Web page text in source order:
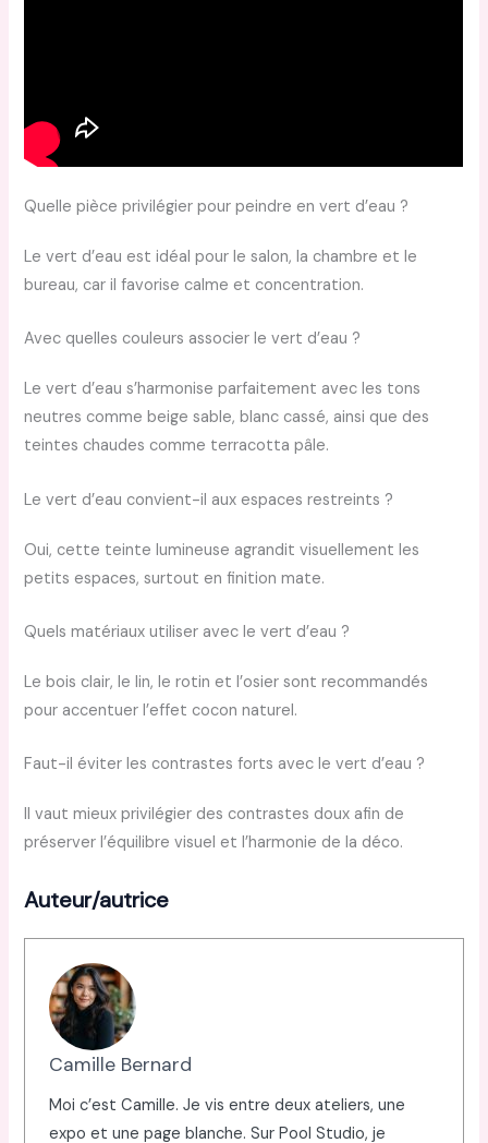
Quelle pièce privilégier pour peindre en vert d’eau ?
Le vert d’eau est idéal pour le salon, la chambre et le
bureau, car il favorise calme et concentration.
Avec quelles couleurs associer le vert d’eau ?
Le vert d’eau s’harmonise parfaitement avec les tons
neutres comme beige sable, blanc cassé, ainsi que des
teintes chaudes comme terracotta pâle.
Le vert d’eau convient-il aux espaces restreints ?
Oui, cette teinte lumineuse agrandit visuellement les
petits espaces, surtout en finition mate.
Quels matériaux utiliser avec le vert d’eau ?
Le bois clair, le lin, le rotin et l’osier sont recommandés
pour accentuer l’effet cocon naturel.
Faut-il éviter les contrastes forts avec le vert d’eau ?
Il vaut mieux privilégier des contrastes doux afin de
préserver l’équilibre visuel et l’harmonie de la déco.
Auteur/autrice
Camille Bernard
Moi c’est Camille. Je vis entre deux ateliers, une
expo et une page blanche. Sur Pool Studio, je